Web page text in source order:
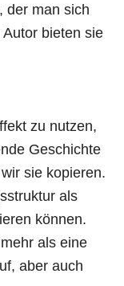
der man sich
bieten sie
zu nutzen,
Geschichte
sie kopieren.
als
können.
als eine
aber auch